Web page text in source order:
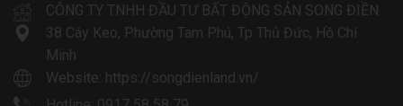
CÔNG TY TNHH ĐẦU TƯ BẤT ĐỘNG SẢN SONG ĐIỀN
38 Cây Keo, Phường Tam Phú, Tp Thủ Đức, Hồ Chí
Minh
Website: https://songdienland.vn/